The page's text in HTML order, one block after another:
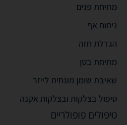
מתיחת פנים
ניתוח אף
הגדלת חזה
מתיחת בטן
שאיבת שומן מונחית לייזר
טיפול בצלקות ובצלקות אקנה
טיפולים פופולריים